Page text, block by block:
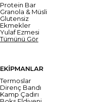
Protein Bar
Granola & Müsli
Glutensiz
Ekmekler
Yulaf Ezmesi
Tümünü Gör
EKİPMANLAR
Termoslar
Direnç Bandı
Kamp Çadırı